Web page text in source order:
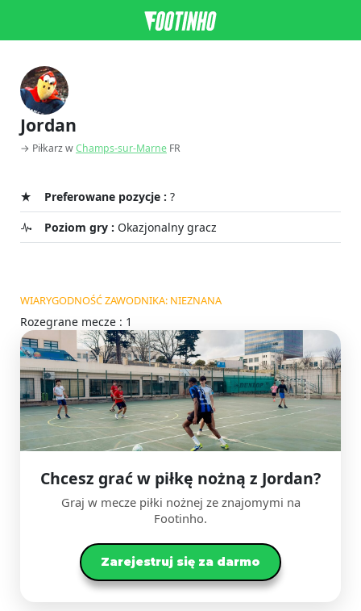
Jordan
→ Piłkarz wChamps-sur-Marne FR
Preferowane pozycje : ?
Poziom gry : Okazjonalny gracz
WIARYGODNOŚĆ ZAWODNIKA: NIEZNANA
Rozegrane mecze : 1
Chcesz grać w piłkę nożną z Jordan?
Graj w mecze piłki nożnej ze znajomymi na
Footinho.
Zarejestruj się za darmo